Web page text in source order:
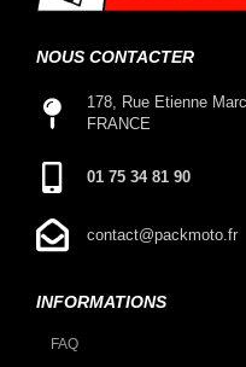
NOUS CONTACTER
178, Rue Etienne
FRANCE
01 75 34 81 90
contact@packmoto.fr
INFORMATIONS
FAQ